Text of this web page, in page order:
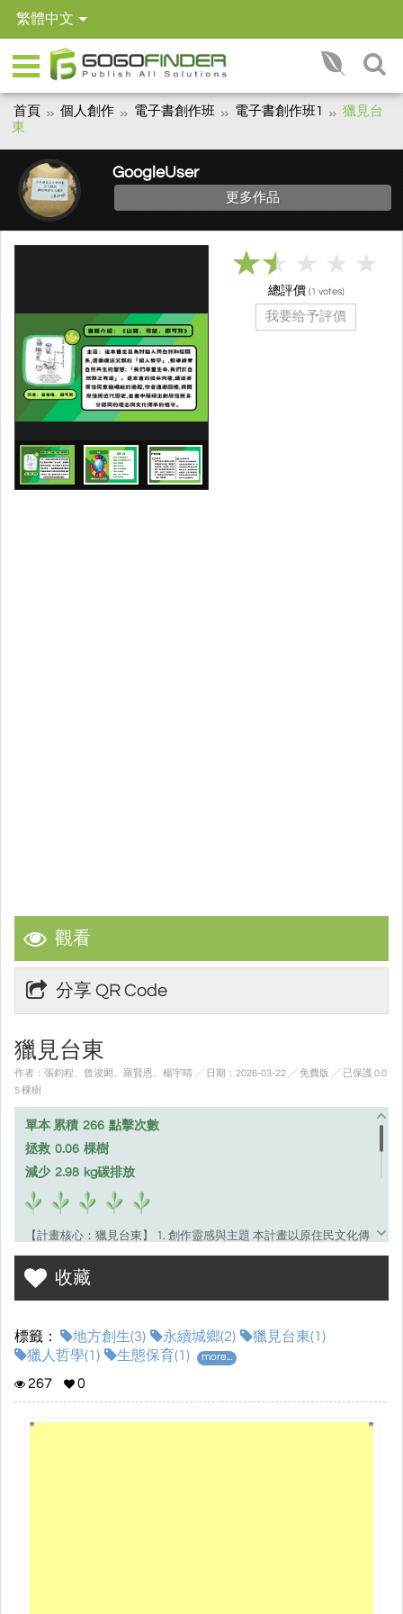
繁體中文
首頁 個人創作 電子書創作班 電子書創作班1
獵見台
東
GoogleUser
更多作品
觀看
分享 QR Code
獵見台東
作者：張鈞程、曾浚閎、羅賢恩、楊宇晴 ╱ 日期：2026-03-22 ╱ 免費版 ╱ 已保護 0.0
5 棵樹
單本 累積 266 點擊次數
拯救 0.06 棵樹
減少 2.98 kg碳排放
【計畫核心：獵見台東】 1. 創作靈感與主題 本計畫以原住民文化傳
承為經，SDGs 永續目標為緯。透過閱讀排灣族作家撒可努的作品，
探討原住民如何透過「獵人哲學」達成與自然環境的動態平衡。 2.
核心文本：《山豬．飛鼠．撒可努》 • 獵人哲學： 傳遞「尊重生
護者。 • 身分認同： 記錄原住民意識覺醒的過程，探討在現代文明
衝擊下，如何恪守文化傳統。 3. 連結 SDGs 11：永續城鄉 計畫特別
鎖定 SDG 11（Sustainable Cities and Communities），探討以下面
向： • 文化遺產保護： 如何保存無形的獵人文化與部落習俗。 • 文化
韌性： 觀察台東部落如何將傳統靈魂與現代商業（如部落旅遊、導
收藏
標籤： 地方創生(3) 永續城鄉(2)
獵見台東(1)
獵人哲學(1)
生態保育(1) more...
267 0
總評價 (1 votes)
我要给予評價